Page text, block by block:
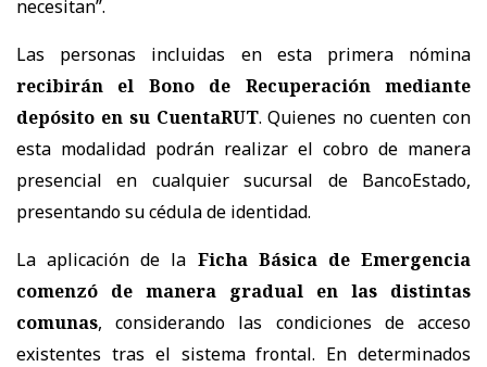
necesitan”.
Las personas incluidas en esta primera nómina
recibirán el Bono de Recuperación mediante
depósito en su CuentaRUT. Quienes no cuenten con
esta modalidad podrán realizar el cobro de manera
presencial en cualquier sucursal de BancoEstado,
presentando su cédula de identidad.
La aplicación de la Ficha Básica de Emergencia
comenzó de manera gradual en las distintas
comunas, considerando las condiciones de acceso
existentes tras el sistema frontal. En determinados